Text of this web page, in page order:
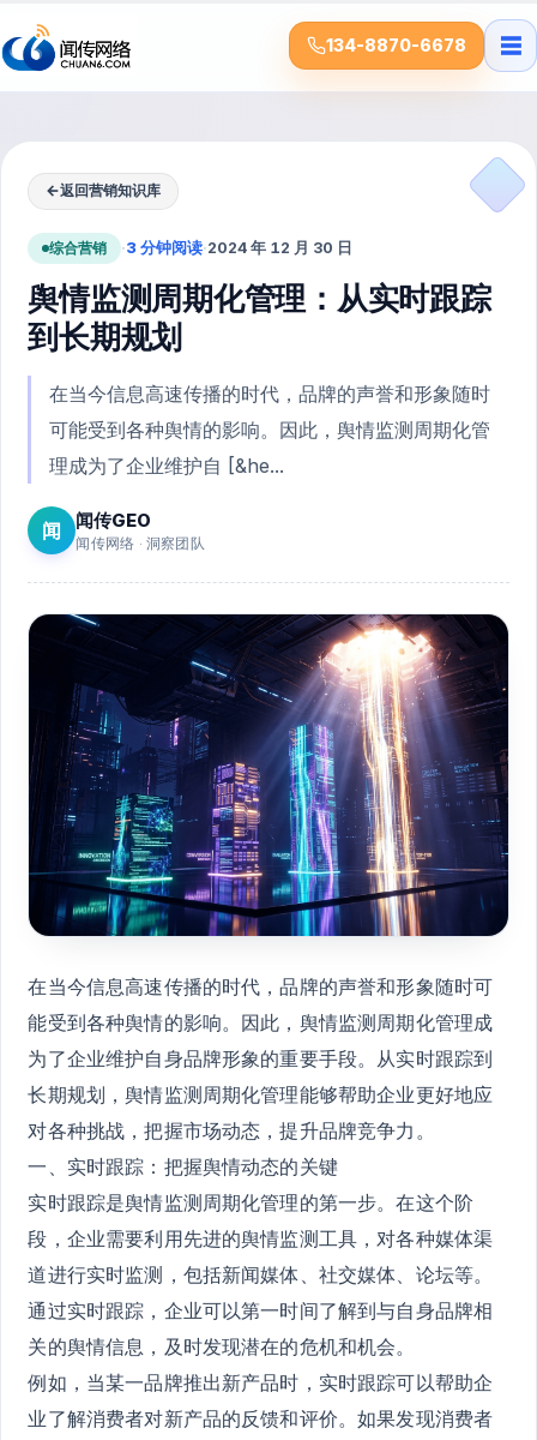
134-8870-6678 ☰
←返回营销知识库
综合营销 ·3 分钟阅读·2024 年 12 月 30 日
舆情监测周期化管理：从实时跟踪
到长期规划
在当今信息高速传播的时代，品牌的声誉和形象随时
可能受到各种舆情的影响。因此，舆情监测周期化管
理成为了企业维护自 [&he...
闻 闻传GEO
闻传网络 · 洞察团队
在当今信息高速传播的时代，品牌的声誉和形象随时可
能受到各种舆情的影响。因此，舆情监测周期化管理成
为了企业维护自身品牌形象的重要手段。从实时跟踪到
长期规划，舆情监测周期化管理能够帮助企业更好地应
对各种挑战，把握市场动态，提升品牌竞争力。
一、实时跟踪：把握舆情动态的关键
实时跟踪是舆情监测周期化管理的第一步。在这个阶
段，企业需要利用先进的舆情监测工具，对各种媒体渠
道进行实时监测，包括新闻媒体、社交媒体、论坛等。
通过实时跟踪，企业可以第一时间了解到与自身品牌相
关的舆情信息，及时发现潜在的危机和机会。
例如，当某一品牌推出新产品时，实时跟踪可以帮助企
业了解消费者对新产品的反馈和评价。如果发现消费者